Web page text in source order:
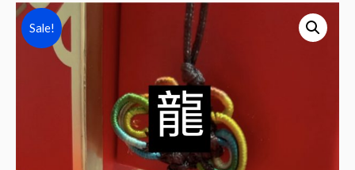
Sale!